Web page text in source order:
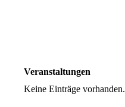
Veranstaltungen
Keine Einträge vorhanden.